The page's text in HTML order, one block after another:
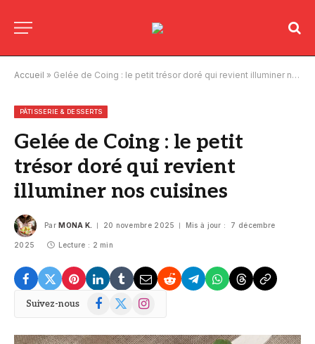
Accueil » Gelée de Coing : le petit trésor doré qui revient illuminer nos cuisines
PÂTISSERIE & DESSERTS
Gelée de Coing : le petit
trésor doré qui revient
illuminer nos cuisines
Par MONA K. 20 novembre 2025 Mis à jour : 7 décembre
2025 Lecture : 2 min
Suivez-nous Facebook
X
Instagram